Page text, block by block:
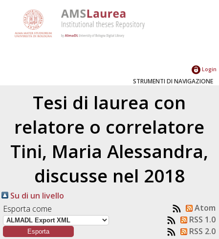
Login
STRUMENTI DI NAVIGAZIONE
Tesi di laurea con
relatore o correlatore
Tini, Maria Alessandra,
discusse nel 2018
Su di un livello
Esporta come
Atom
RSS 1.0
RSS 2.0